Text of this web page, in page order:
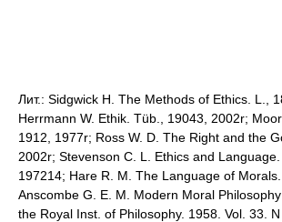
Лит.: Sidgwick H. The Methods of Ethics. L.,
Herrmann W. Ethik. Tüb., 19043, 2002r;
1912, 1977r; Ross W. D. The Right and the
2002r; Stevenson C. L. Ethics and
197214; Hare R. M. The Language of
Anscombe G. E. M. Modern Moral
the Royal Inst. of Philosophy. 1958. Vol. 33.